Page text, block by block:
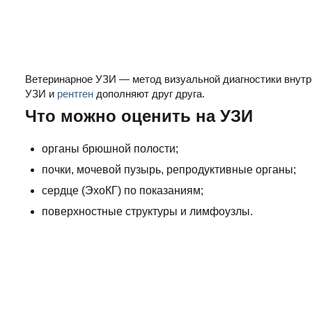
Ветеринарное УЗИ — метод визуальной диагностики
УЗИ и рентген дополняют друг друга.
Что можно оценить на УЗИ
органы брюшной полости;
почки, мочевой пузырь, репродуктивные органы;
сердце (ЭхоКГ) по показаниям;
поверхностные структуры и лимфоузлы.